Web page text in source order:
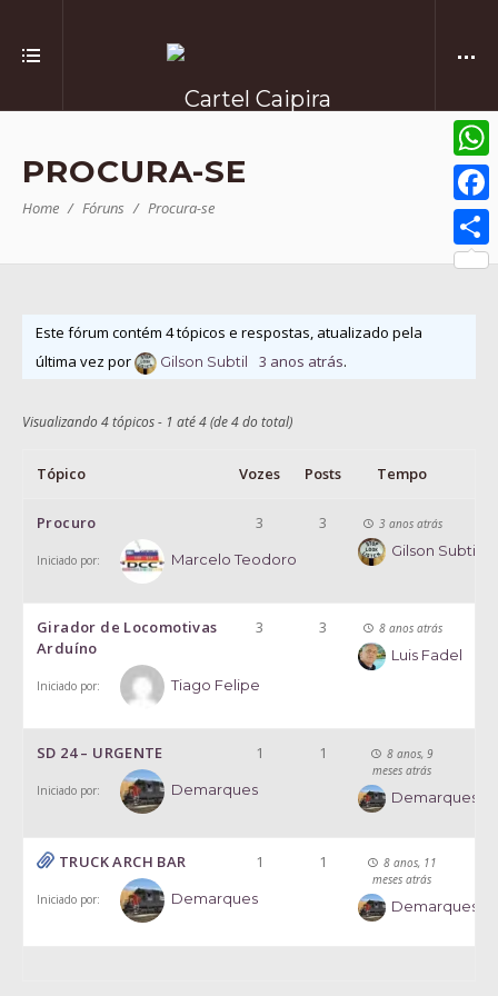
PROCURA-SE
Home Fóruns Procura-se
Este fórum contém 4 tópicos e respostas, atualizado pela
última vez por
Gilson Subtil 3 anos atrás.
Visualizando 4 tópicos - 1 até 4 (de 4 do total)
Tópico Vozes Posts Tempo
Procuro
Iniciado por: Marcelo Teodoro
3 3 3 anos atrás
Gilson Subtil
Girador de Locomotivas
Arduíno
Iniciado por: Tiago Felipe
3 3 8 anos atrás
Luis Fadel
SD 24 – URGENTE
Iniciado por: Demarques
1 1
8 anos, 9
meses atrás
Demarques
TRUCK ARCH BAR
Iniciado por: Demarques
1 1
8 anos, 11
meses atrás
Demarques